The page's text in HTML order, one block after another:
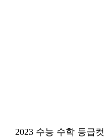
2023 수능 수학 등급